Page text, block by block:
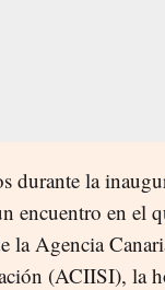
durante la
encuentro en el
la Agencia
(ACIISI), la